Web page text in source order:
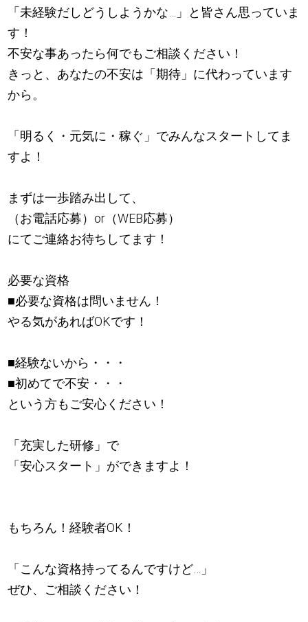
「未経験だしどうしようかな…」と皆さん思っていま
す！
不安な事あったら何でもご相談ください！
きっと、あなたの不安は「期待」に代わっています
から。
「明るく・元気に・稼ぐ」でみんなスタートしてま
すよ！
まずは一歩踏み出して、
（お電話応募）or（WEB応募）
にてご連絡お待ちしてます！
必要な資格
■必要な資格は問いません！
やる気があればOKです！
■経験ないから・・・
■初めてで不安・・・
という方もご安心ください！
「充実した研修」で
「安心スタート」ができますよ！
もちろん！経験者OK！
「こんな資格持ってるんですけど…」
ぜひ、ご相談ください！